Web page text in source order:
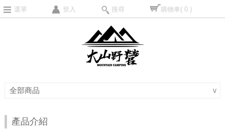
選單 登入 搜尋 購物車( 0 )
全部商品 ∨
產品介紹